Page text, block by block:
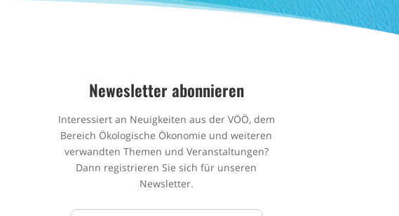
Newesletter abonnieren
Interessiert an Neuigkeiten aus der VÖÖ, dem
Bereich Ökologische Ökonomie und weiteren
verwandten Themen und Veranstaltungen?
Dann registrieren Sie sich für unseren
Newsletter.